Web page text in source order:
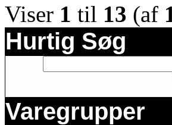
Viser 1 til 13 (af
Hurtig Søg
Varegrupper